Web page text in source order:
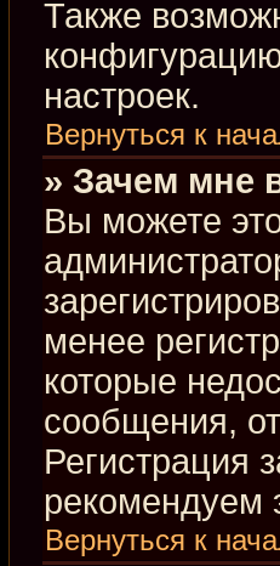
Также
настроек.
Вернуться к
» Зачем мне
Вы можете
менее
которые
сообщения,
Регистрация
рекомендуем
Вернуться к